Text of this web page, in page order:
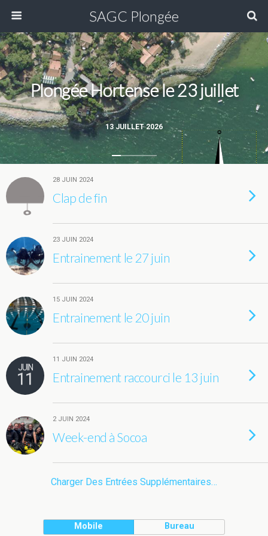
SAGC Plongée
13 JUILLET 2026
Plongée Hortense le 23 juillet
28 JUIN 2024
Clap de fin
23 JUIN 2024
Entrainement le 27 juin
15 JUIN 2024
Entrainement le 20 juin
JUIN
11
11 JUIN 2024
Entrainement raccourci le 13 juin
2 JUIN 2024
Week-end à Socoa
Charger Des Entrées Supplémentaires…
Mobile Bureau